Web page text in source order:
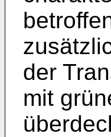
der
mit